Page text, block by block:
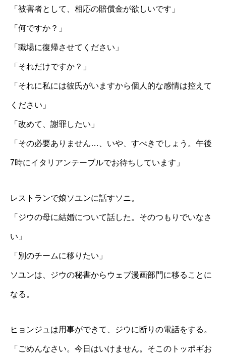
「被害者として、相応の賠償金が欲しいです」
「何ですか？」
「職場に復帰させてください」
「それだけですか？」
「それに私には彼氏がいますから個人的な感情は控えて
ください」
「改めて、謝罪したい」
「その必要ありません…、いや、すべきでしょう。午後
7時にイタリアンテーブルでお待ちしています」
レストランで娘ソユンに話すソニ。
「ジウの母に結婚について話した。そのつもりでいなさ
い」
「別のチームに移りたい」
ソユンは、ジウの秘書からウェブ漫画部門に移ることに
なる。
ヒョンジュは用事ができて、ジウに断りの電話をする。
「ごめんなさい。今日はいけません。そこのトッポギお